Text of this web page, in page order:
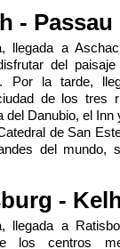
m2
lujo
- Passau
llegada a
del
Por la tarde,
de los tres
del Danubio, el
de San
del mundo,
-
llegada a
los centros